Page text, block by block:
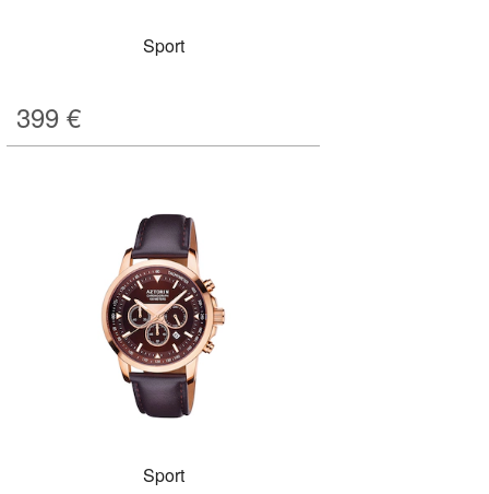
Sport
399 €
Sport